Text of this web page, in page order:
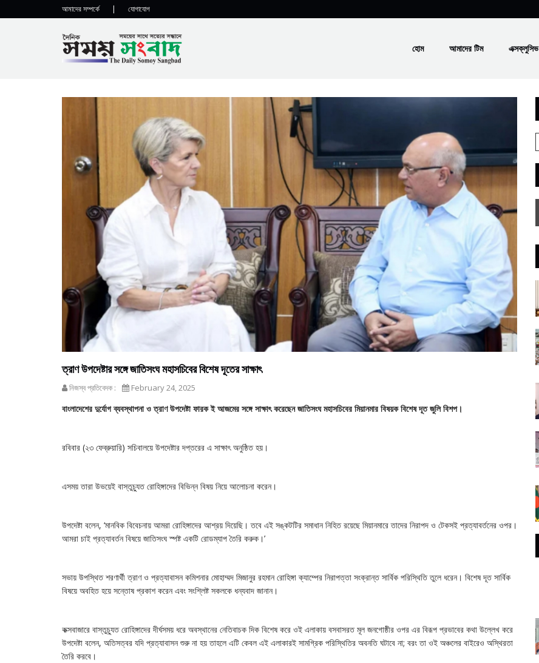
আমাদের সম্পর্কে | যোগাযোগ
হোম আমাদের টিম এক্সক্লুসিভ
ত্রাণ উপদেষ্টার সঙ্গে জাতিসংঘ মহাসচিবের বিশেষ দূতের সাক্ষাৎ
নিজস্ব প্রতিবেদক : February 24, 2025
বাংলাদেশের দুর্যোগ ব্যবস্থাপনা ও ত্রাণ উপদেষ্টা ফারক ই আজমের সঙ্গে সাক্ষাৎ করেছেন জাতিসংঘ মহাসচিবের মিয়ানমার বিষয়ক বিশেষ দূত জুলি বিশপ।
রবিবার (২৩ ফেব্রুয়ারি) সচিবালয়ে উপদেষ্টার দপ্তরের এ সাক্ষাৎ অনুষ্ঠিত হয়।
এসময় তারা উভয়েই বাস্তুচ্যুত রোহিঙ্গাদের বিভিন্ন বিষয় নিয়ে আলোচনা করেন।
উপদেষ্টা বলেন, ‘মানবিক বিবেচনায় আমরা রোহিঙ্গাদের আশ্রয় দিয়েছি। তবে এই সঙ্কটটির সমাধান নিহিত রয়েছে মিয়ানমারে তাদের নিরাপদ ও টেকসই প্রত্যাবর্তনের ওপর।
আমরা চাই প্রত্যাবর্তন বিষয়ে জাতিসংঘ স্পষ্ট একটি রোডম্যাপ তৈরি করুক।’
সভায় উপস্থিত শরণার্থী ত্রাণ ও প্রত্যাবাসন কমিশনার মোহাম্মদ মিজানুর রহমান রোহিঙ্গা ক্যাম্পের নিরাপত্তা সংক্রান্ত সার্বিক পরিস্থিতি তুলে ধরেন। বিশেষ দূত সার্বিক
বিষয়ে অবহিত হয়ে সন্তোষ প্রকাশ করেন এবং সংশ্লিষ্ট সকলকে ধন্যবাদ জানান।
কক্সবাজারে বাস্তুচ্যুত রোহিঙ্গাদের দীর্ঘসময় ধরে অবস্থানের নেতিবাচক দিক বিশেষ করে ওই এলাকায় বসবাসরত মূল জনগোষ্ঠীর ওপর এর বিরূপ প্রভাবের কথা উল্লেখ করে
উপদেষ্টা বলেন, অতিসত্বর যদি প্রত্যাবাসন শুরু না হয় তাহলে এটি কেবল এই এলাকারই সামগ্রিক পরিস্থিতির অবনতি ঘটাবে না; বরং তা ওই অঞ্চলের বাইরেও অস্থিরতা
তৈরি করবে।